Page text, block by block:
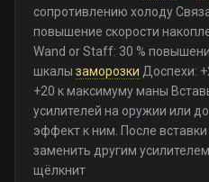
сопротивлению холоду
повышение скорости
Wand or Staff: 30 %
шкалы заморозки Доспехи:
+20 к максимуму маны
усилителей на оружии или
эффект к ним. После
заменить другим
щёлкнит